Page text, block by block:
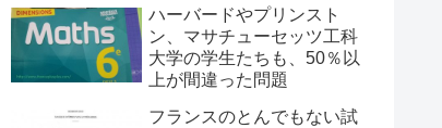
ハーバードやプリンスト
ン、マサチューセッツ工科
大学の学生たちも、50％以
上が間違った問題
フランスのとんでもない試